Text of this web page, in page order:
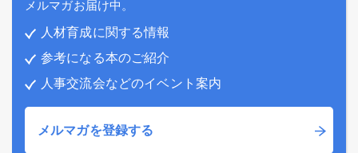
メルマガお届け中。
人材育成に関する情報
参考になる本のご紹介
人事交流会などのイベント案内
メルマガを登録する